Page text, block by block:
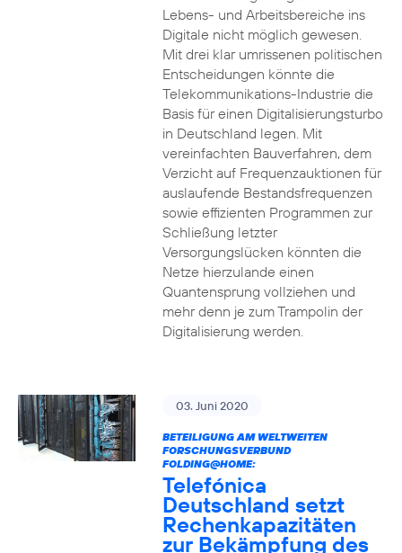
Lebens- und Arbeitsbereiche ins
Digitale nicht möglich gewesen.
Mit drei klar umrissenen politischen
Entscheidungen könnte die
Telekommunikations-Industrie die
Basis für einen Digitalisierungsturbo
in Deutschland legen. Mit
vereinfachten Bauverfahren, dem
Verzicht auf Frequenzauktionen für
auslaufende Bestandsfrequenzen
sowie effizienten Programmen zur
Schließung letzter
Versorgungslücken könnten die
Netze hierzulande einen
Quantensprung vollziehen und
mehr denn je zum Trampolin der
Digitalisierung werden.
03. Juni 2020
BETEILIGUNG AM WELTWEITEN
FORSCHUNGSVERBUND
FOLDING@HOME:
Telefónica
Deutschland setzt
Rechenkapazitäten
zur Bekämpfung des